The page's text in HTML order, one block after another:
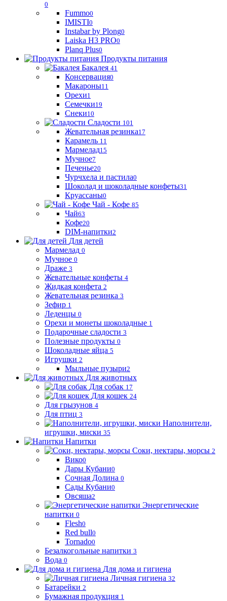
0
Fummo0
IMISTI0
Instabar by Plong0
Laiska H3 PRO0
Planq Plus0
Продукты питания
Бакалея 41
Консервация0
Макароны11
Орехи1
Семечки19
Снеки10
Сладости 101
Жевательная резинка17
Карамель 11
Мармелад15
Мучное7
Печенье20
Чурчхела и пастила0
Шоколад и шоколадные конфеты31
Круассаны0
Чай - Кофе 85
Чай63
Кофе20
DIM-напитки2
Для детей
Мармелад 0
Мучное 0
Драже 3
Жевательные конфеты 4
Жидкая конфета 2
Жевательная резинка 3
Зефир 1
Леденцы 0
Орехи и монеты шоколадные 1
Подарочные сладости 3
Полезные продукты 0
Шоколадные яйца 5
Игрушки 2
Мыльные пузыри2
Для животных
Для собак 17
Для кошек 24
Для грызунов 4
Для птиц 3
Наполнители,
игрушки, миски 35
Напитки
Соки, нектары, морсы 2
Вико0
Дары Кубани0
Сочная Долина 0
Сады Кубани0
Овсяша2
Энергетические
напитки 0
Flesh0
Red bull0
Tornado0
Безалкогольные напитки 3
Вода 0
Для дома и гигиена
Личная гигиена 32
Батарейки 2
Бумажная продукция 1